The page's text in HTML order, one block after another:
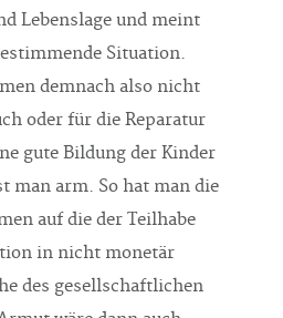
Lebenslage und meint
Situation.
demnach also nicht
oder für die Reparatur
gute Bildung der Kinder
man arm. So hat man die
auf die der Teilhabe
in nicht monetär
des gesellschaftlichen